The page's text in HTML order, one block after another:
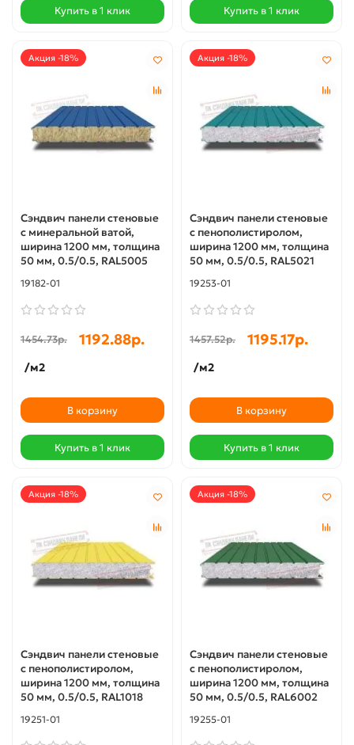
Купить в 1 клик Купить в 1 клик
Акция -18%
Сэндвич панели стеновые
с минеральной ватой,
ширина 1200 мм, толщина
50 мм, 0.5/0.5, RAL5005
19182-01
1454.73р. 1192.88р.
/м2
В корзину
Купить в 1 клик
Акция -18%
Сэндвич панели стеновые
с пенополистиролом,
ширина 1200 мм, толщина
50 мм, 0.5/0.5, RAL5021
19253-01
1457.52р. 1195.17р.
/м2
В корзину
Купить в 1 клик
Акция -18%
Сэндвич панели стеновые
с пенополистиролом,
ширина 1200 мм, толщина
50 мм, 0.5/0.5, RAL1018
19251-01
Акция -18%
Сэндвич панели стеновые
с пенополистиролом,
ширина 1200 мм, толщина
50 мм, 0.5/0.5, RAL6002
19255-01